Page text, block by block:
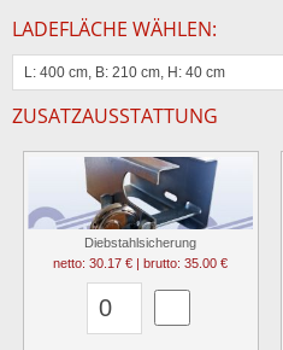
LADEFLÄCHE WÄHLEN:
ZUSATZAUSSTATTUNG
Diebstahlsicherung
netto: 30.17 € | brutto: 35.00 €